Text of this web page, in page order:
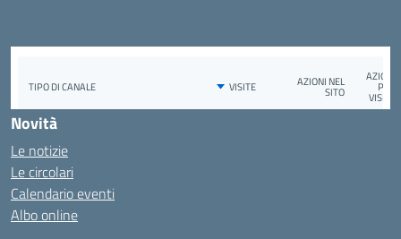
Novità
Le notizie
Le circolari
Calendario eventi
Albo online